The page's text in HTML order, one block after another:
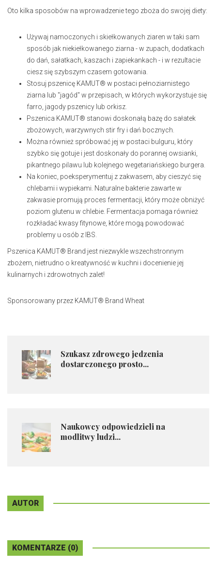
Oto kilka sposobów na wprowadzenie tego zboża do swojej diety:
Używaj namoczonych i skiełkowanych ziaren w taki sam
sposób jak niekiełkowanego ziarna - w zupach, dodatkach
do dań, sałatkach, kaszach i zapiekankach - i w rezultacie
ciesz się szybszym czasem gotowania.
Stosuj pszenicę KAMUT® w postaci pełnoziarnistego
ziarna lub "jagód" w przepisach, w których wykorzystuje się
farro, jagody pszenicy lub orkisz.
Pszenica KAMUT® stanowi doskonałą bazę do sałatek
zbożowych, warzywnych stir fry i dań bocznych.
Można również spróbować jej w postaci bulguru, który
szybko się gotuje i jest doskonały do porannej owsianki,
pikantnego pilawu lub kolejnego wegetariańskiego burgera.
Na koniec, poeksperymentuj z zakwasem, aby cieszyć się
chlebami i wypiekami. Naturalne bakterie zawarte w
zakwasie promują proces fermentacji, który może obniżyć
poziom glutenu w chlebie. Fermentacja pomaga również
rozkładać kwasy fitynowe, które mogą powodować
problemy u osób z IBS.
Pszenica KAMUT® Brand jest niezwykle wszechstronnym
zbożem, nietrudno o kreatywność w kuchni i docenienie jej
kulinarnych i zdrowotnych zalet!
Sponsorowany przez KAMUT® Brand Wheat
Szukasz zdrowego jedzenia
dostarczonego prosto...
Naukowcy odpowiedzieli na
modlitwy ludzi...
AUTOR
KOMENTARZE (0)